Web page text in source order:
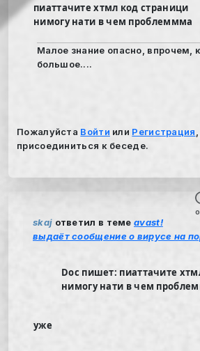
пиаттачите хтмл код страници
нимогу нати в чем проблеммма
Малое знание опасно, впрочем,
большое....
Пожалуйста Войти или Регистрация
присоединиться к беседе.
skaj ответил в темеavast!
выдаёт сообщение о вирусе на
Doc пишет: пиаттачите
нимогу нати в чем
уже